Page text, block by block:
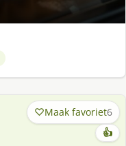
Maak favoriet6
👍